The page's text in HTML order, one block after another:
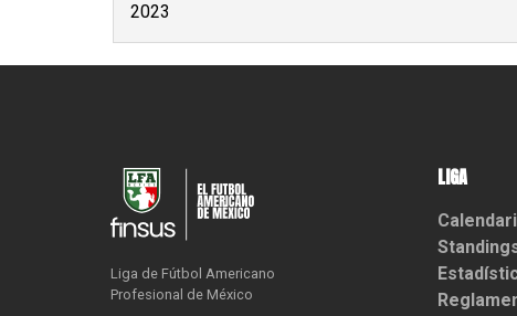
2023
Liga de Fútbol Americano
Profesional de México
LIGA